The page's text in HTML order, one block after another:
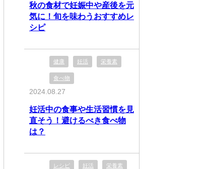
秋の食材で妊娠中や産後を元
気に！旬を味わうおすすめレ
シピ
健康 妊活 栄養素
食べ物
2024.08.27
妊活中の食事や生活習慣を見
直そう！避けるべき食べ物
は？
レシピ 妊活 栄養素